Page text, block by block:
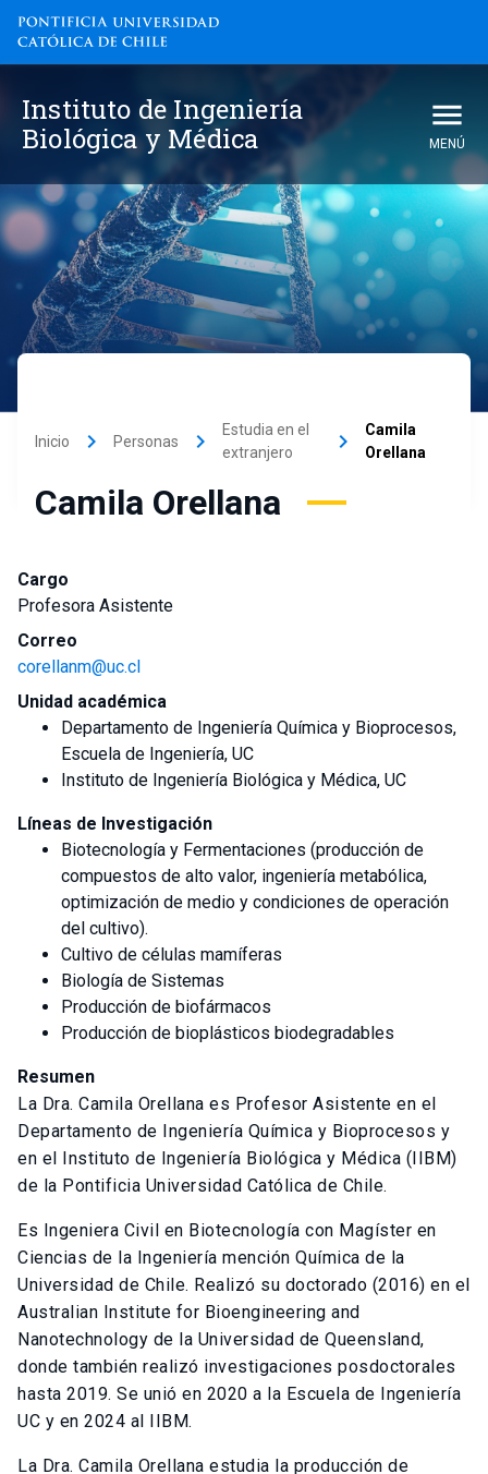
Instituto de Ingeniería
Biológica y Médica
MENÚ
Inicio keyboard_arrow_right Personas keyboard_arrow_right
Estudia en el
extranjero
keyboard_arrow_right
Camila
Orellana
Camila Orellana
Cargo
Profesora Asistente
Correo
corellanm@uc.cl
Unidad académica
Departamento de Ingeniería Química y Bioprocesos,
Escuela de Ingeniería, UC
Instituto de Ingeniería Biológica y Médica, UC
Líneas de Investigación
Biotecnología y Fermentaciones (producción de
compuestos de alto valor, ingeniería metabólica,
optimización de medio y condiciones de operación
del cultivo).
Cultivo de células mamíferas
Biología de Sistemas
Producción de biofármacos
Producción de bioplásticos biodegradables
Resumen
La Dra. Camila Orellana es Profesor Asistente en el
Departamento de Ingeniería Química y Bioprocesos y
en el Instituto de Ingeniería Biológica y Médica (IIBM)
de la Pontificia Universidad Católica de Chile.
Es Ingeniera Civil en Biotecnología con Magíster en
Ciencias de la Ingeniería mención Química de la
Universidad de Chile. Realizó su doctorado (2016) en el
Australian Institute for Bioengineering and
Nanotechnology de la Universidad de Queensland,
donde también realizó investigaciones posdoctorales
hasta 2019. Se unió en 2020 a la Escuela de Ingeniería
UC y en 2024 al IIBM.
La Dra. Camila Orellana estudia la producción de